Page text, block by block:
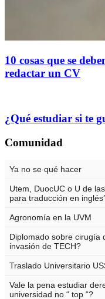
10 cosas que se
redactar un CV
¿Qué estudiar si te
Comunidad